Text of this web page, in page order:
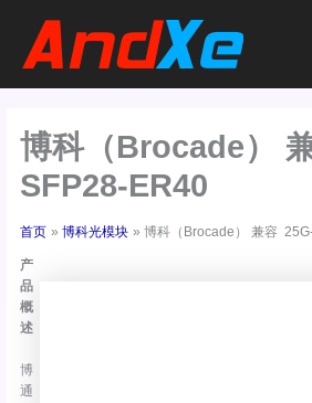
博科（Brocade）
SFP28-ER40
首页 博科光模块 博科（Brocade） 兼容
产
品
概
述
博
通